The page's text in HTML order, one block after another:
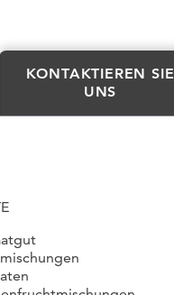
KONTAKTIEREN SIE
UNS